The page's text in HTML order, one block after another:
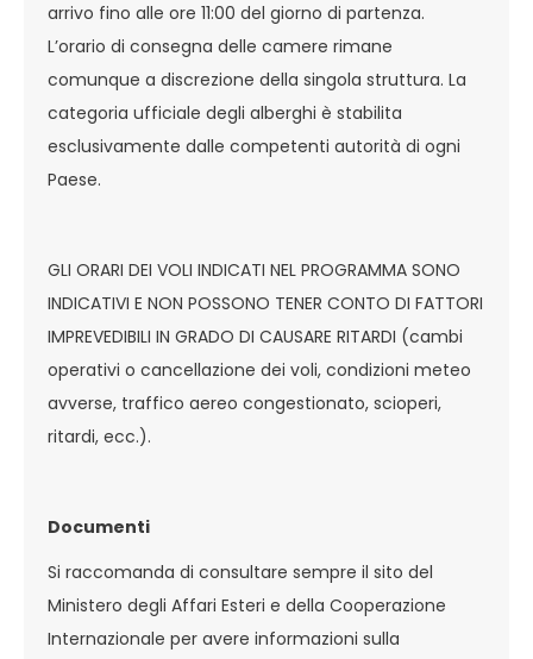
arrivo fino alle ore 11:00 del giorno di partenza.
L’orario di consegna delle camere rimane
comunque a discrezione della singola struttura. La
categoria ufficiale degli alberghi è stabilita
esclusivamente dalle competenti autorità di ogni
Paese.
GLI ORARI DEI VOLI INDICATI NEL PROGRAMMA SONO
INDICATIVI E NON POSSONO TENER CONTO DI FATTORI
IMPREVEDIBILI IN GRADO DI CAUSARE RITARDI (cambi
operativi o cancellazione dei voli, condizioni meteo
avverse, traffico aereo congestionato, scioperi,
ritardi, ecc.).
Documenti
Si raccomanda di consultare sempre il sito del
Ministero degli Affari Esteri e della Cooperazione
Internazionale per avere informazioni sulla